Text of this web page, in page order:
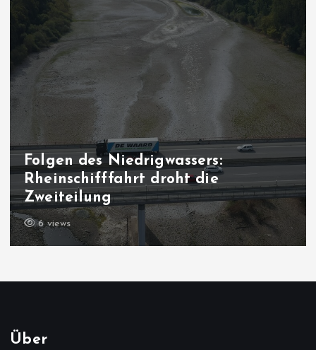
Machtkampf in Kamerun: Es
die Zeit der Entscheidung
5 views
Über